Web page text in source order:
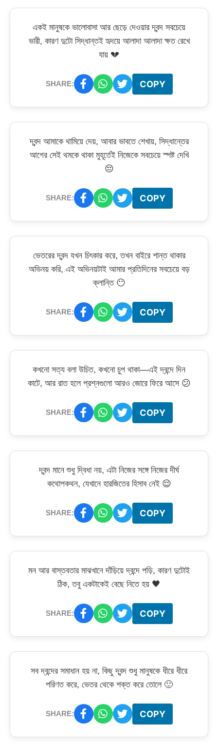
একই মানুষকে ভালোবাসা আর ছেড়ে দেওয়ার দ্বন্দ সবচেয়ে
ভারী, কারণ দুটো সিদ্ধান্তই হৃদয়ে আলাদা আলাদা ক্ষত রেখে
যায় 💔
SHARE: COPY
দ্বন্দ আমাকে থামিয়ে দেয়, আবার ভাবতে শেখায়, সিদ্ধান্তের
আগের সেই থমকে থাকা মুহূর্তেই নিজেকে সবচেয়ে স্পষ্ট দেখি
😔
SHARE: COPY
ভেতরের দ্বন্দ যখন চিৎকার করে, তখন বাইরে শান্ত থাকার
অভিনয় করি, এই অভিনয়টাই আমার প্রতিদিনের সবচেয়ে বড়
ক্লান্তি 😶
SHARE: COPY
কখনো সত্য বলা উচিত, কখনো চুপ থাকা—এই দ্বন্দে দিন
কাটে, আর রাত হলে প্রশ্নগুলো আরও জোরে ফিরে আসে 😕
SHARE: COPY
দ্বন্দ মানে শুধু দ্বিধা নয়, এটা নিজের সঙ্গে নিজের দীর্ঘ
কথোপকথন, যেখানে হারজিতের হিসাব নেই 😌
SHARE: COPY
মন আর বাস্তবতার মাঝখানে দাঁড়িয়ে দ্বন্দে পড়ি, কারণ দুটোই
ঠিক, তবু একটাকেই বেছে নিতে হয় 🖤
SHARE: COPY
সব দ্বন্দের সমাধান হয় না, কিছু দ্বন্দ শুধু মানুষকে ধীরে ধীরে
পরিণত করে, ভেতর থেকে শক্ত করে তোলে 🙂
SHARE: COPY